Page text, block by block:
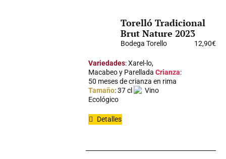
Torelló Tradicional
Brut Nature 2023
Bodega Torello 12,90€
Variedades: Xarel-lo,
Macabeo y Parellada Crianza:
50 meses de crianza en rima
Tamaño: 37 cl
Vino
Ecológico
Detalles